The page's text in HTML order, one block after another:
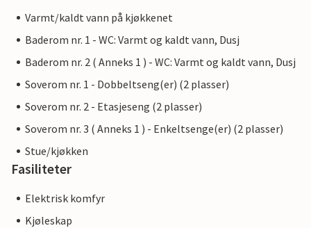
Varmt/kaldt vann på kjøkkenet
Baderom nr. 1 - WC: Varmt og kaldt vann, Dusj
Baderom nr. 2 ( Anneks 1 ) - WC: Varmt og kaldt vann, Dusj
Soverom nr. 1 - Dobbeltseng(er) (2 plasser)
Soverom nr. 2 - Etasjeseng (2 plasser)
Soverom nr. 3 ( Anneks 1 ) - Enkeltsenge(er) (2 plasser)
Stue/kjøkken
Fasiliteter
Elektrisk komfyr
Kjøleskap